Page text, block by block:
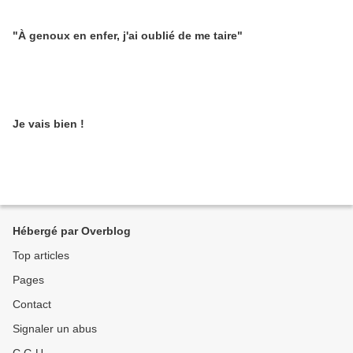
"À genoux en enfer, j'ai oublié de me taire"
Je vais bien !
Hébergé par Overblog
Top articles
Pages
Contact
Signaler un abus